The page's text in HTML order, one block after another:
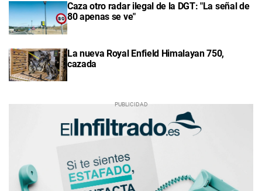
Caza otro radar ilegal de la DGT: "La señal de
80 apenas se ve"
La nueva Royal Enfield Himalayan 750,
cazada